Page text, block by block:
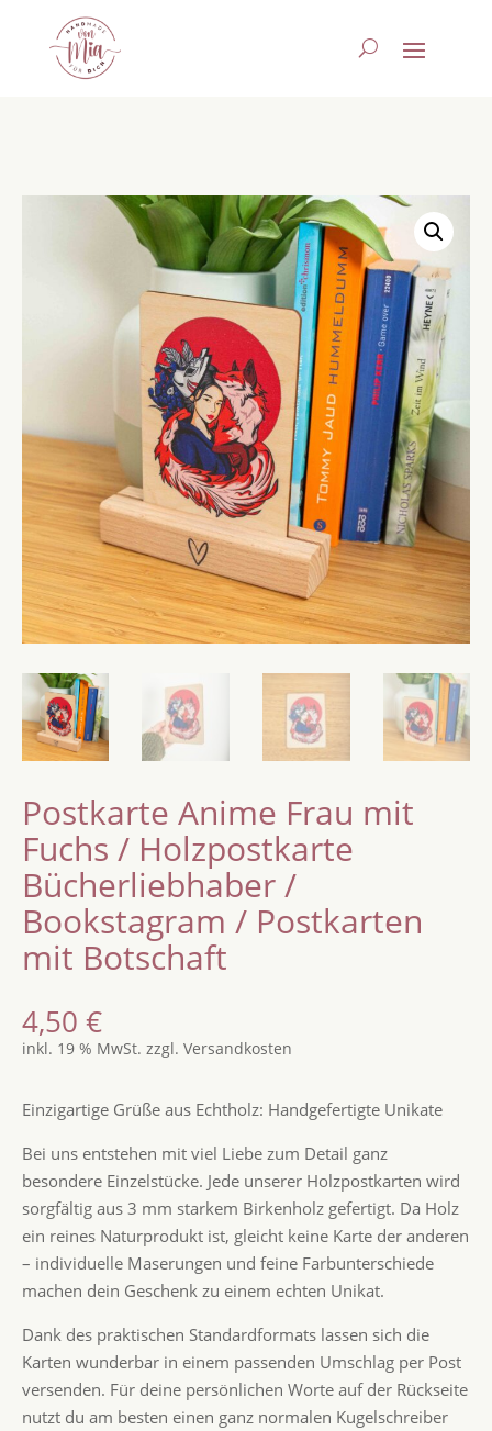
Postkarte Anime Frau mit
Fuchs / Holzpostkarte
Bücherliebhaber /
Bookstagram / Postkarten
mit Botschaft
4,50 €
inkl. 19 % MwSt. zzgl. Versandkosten
Einzigartige Grüße aus Echtholz: Handgefertigte Unikate
Bei uns entstehen mit viel Liebe zum Detail ganz
besondere Einzelstücke. Jede unserer Holzpostkarten wird
sorgfältig aus 3 mm starkem Birkenholz gefertigt. Da Holz
ein reines Naturprodukt ist, gleicht keine Karte der anderen
– individuelle Maserungen und feine Farbunterschiede
machen dein Geschenk zu einem echten Unikat.
Dank des praktischen Standardformats lassen sich die
Karten wunderbar in einem passenden Umschlag per Post
versenden. Für deine persönlichen Worte auf der Rückseite
nutzt du am besten einen ganz normalen Kugelschreiber